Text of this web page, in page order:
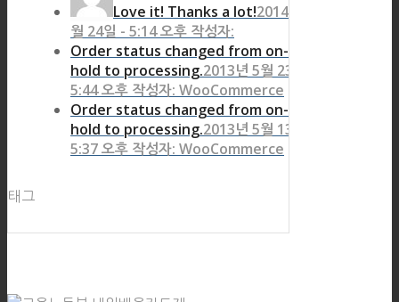
Love it! Thanks a lot!2014년 8
월 24일 - 5:14 오후 작성자:
Order status changed from on-
hold to processing.2013년 5월 23일 -
5:44 오후 작성자: WooCommerce
Order status changed from on-
hold to processing.2013년 5월 13일 -
5:37 오후 작성자: WooCommerce
태그